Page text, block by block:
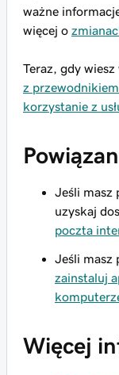
ważne
więcej o
Teraz, gdy
z
korzystanie z
Jeśli masz
uzyskaj
poczta
Jeśli masz
zainstaluj
Więcej